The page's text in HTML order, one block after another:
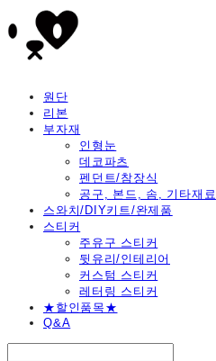
원단
리본
부자재
인형눈
데코파츠
펜던트/참장식
공구, 본드, 솜, 기타재료
스와치/DIY키트/완제품
스티커
주유구 스티커
뒷유리/인테리어
커스텀 스티커
레터링 스티커
★할인품목★
Q&A